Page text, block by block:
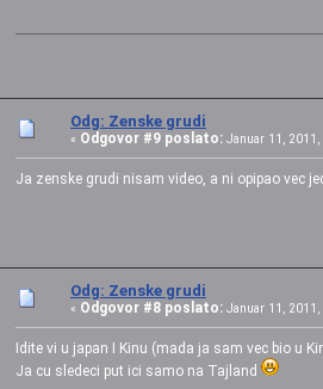
Odg: Zenske grudi
« Odgovor #9 poslato: Januar 11, 2011,
Ja zenske grudi nisam video, a ni opipao vec
Odg: Zenske grudi
« Odgovor #8 poslato: Januar 11, 2011,
Idite vi u japan I Kinu (mada ja sam vec bio u
Ja cu sledeci put ici samo na Tajland